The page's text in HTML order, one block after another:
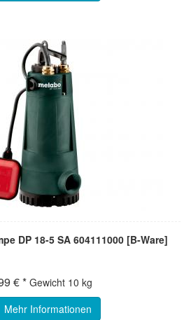
DP 18-5 SA 604111000 [B-Ware]
€ *Gewicht 10 kg
Mehr Informationen